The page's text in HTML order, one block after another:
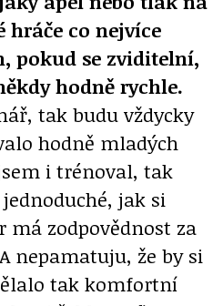
hráče co nejvíce
pokud se zviditelní,
hodně rychle.
tak budu vždycky
hodně mladých
i trénoval, tak
jak si
má zodpovědnost za
nepamatuju, že by si
tak komfortní